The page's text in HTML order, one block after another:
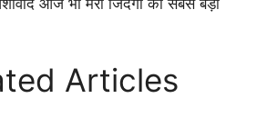
Articles